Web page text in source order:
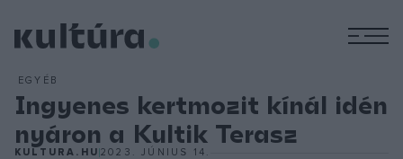
EGYÉB
Ingyenes kertmozit kínál idén
nyáron a Kultik Terasz
KULTURA.HU 2023. JÚNIUS 14.